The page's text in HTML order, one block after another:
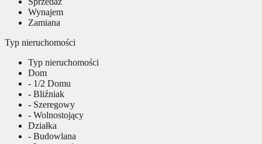
Wynajem
Zamiana
Typ nieruchomości
Typ nieruchomości
Dom
- 1/2 Domu
- Bliźniak
- Szeregowy
- Wolnostojący
Działka
- Budowlana